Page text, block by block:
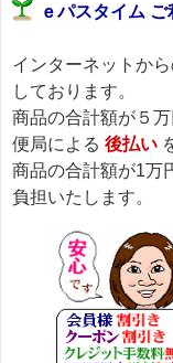
ｅパスタイム
インターネットか
しております。
商品の合計額が５
便局による 後払い
商品の合計額が1万
負担いたします。